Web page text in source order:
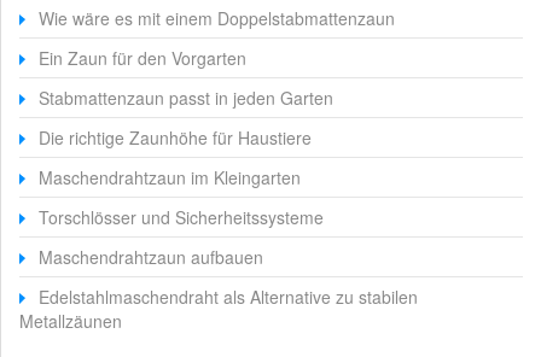
Wie wäre es mit einem Doppelstabmattenzaun
Ein Zaun für den Vorgarten
Stabmattenzaun passt in jeden Garten
Die richtige Zaunhöhe für Haustiere
Maschendrahtzaun im Kleingarten
Torschlösser und Sicherheitssysteme
Maschendrahtzaun aufbauen
Edelstahlmaschendraht als Alternative zu stabilen
Metallzäunen